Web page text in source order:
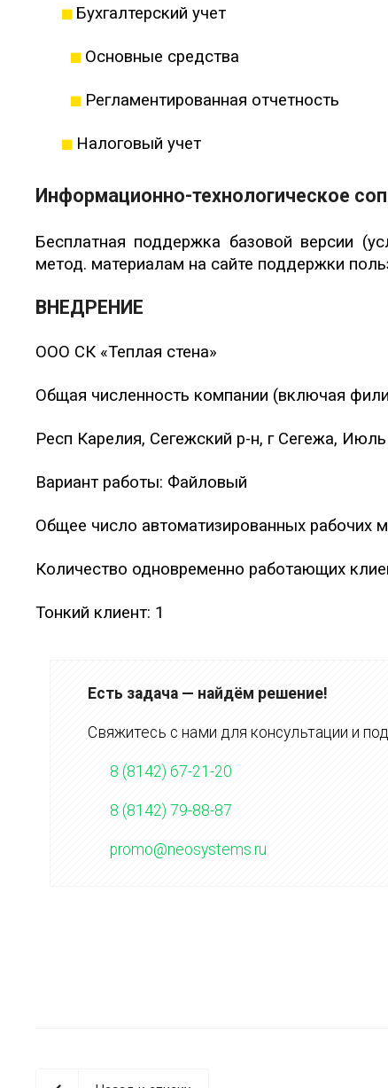
Бухгалтерский учет
Основные средства
Регламентированная отчетность
Налоговый учет
Информационно-технологическое
Бесплатная поддержка базовой версии
метод. материалам на сайте поддержки
ВНЕДРЕНИЕ
ООО СК «Теплая стена»
Общая численность компании (включая
Респ Карелия, Сегежский р-н, г Сегежа,
Вариант работы: Файловый
Общее число автоматизированных рабочих
Количество одновременно работающих
Тонкий клиент: 1
Есть задача — найдём решение!
Свяжитесь с нами для консультации и
8 (8142) 67-21-20
8 (8142) 79-88-87
promo@neosystems.ru